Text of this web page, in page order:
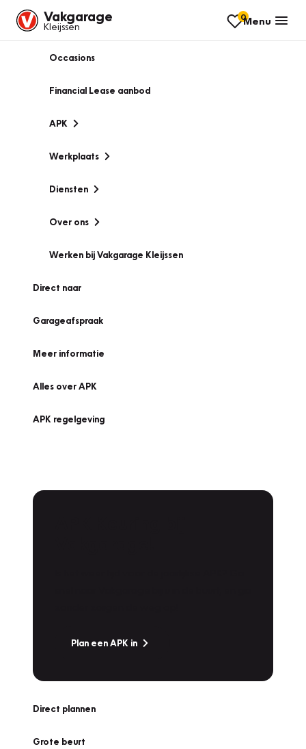
Vakgarage
Kleijssen
0Menu
Occasions
Financial Lease aanbod
APK
Werkplaats
Diensten
Over ons
Werken bij Vakgarage Kleijssen
Direct naar
Garageafspraak
Meer informatie
Alles over APK
APK regelgeving
Plan een APK in
Direct plannen
Grote beurt